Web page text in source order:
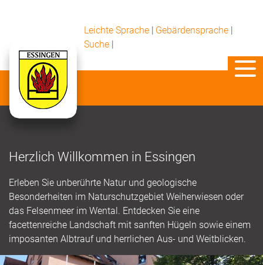
Leichte Sprache | Gebärdensprache |
Suche |
Herzlich Willkommen in Essingen
Erleben Sie unberührte Natur und geologische
Besonderheiten im Naturschutzgebiet Weiherwiesen oder
das Felsenmeer im Wental. Entdecken Sie eine
facettenreiche Landschaft mit sanften Hügeln sowie einem
imposanten Albtrauf und herrlichen Aus- und Weitblicken.